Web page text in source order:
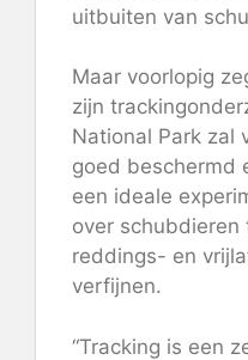
uitbuiten van
Maar voorlopig
zijn
National Park zal
goed beschermd
een ideale
over schubdieren
reddings- en
verfijnen.
“Tracking is een